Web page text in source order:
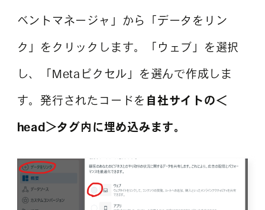
ベントマネージャ」から「データをリン
ク」をクリックします。「ウェブ」を選択
し、「Metaピクセル」を選んで作成しま
す。発行されたコードを 自社サイトの＜
head＞タグ内に埋め込みます。